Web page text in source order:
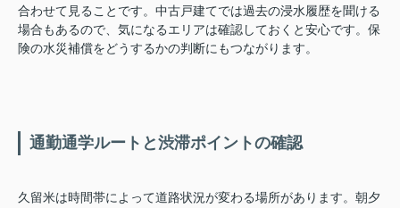
合わせて見ることです。中古戸建てでは過去の浸水履歴を聞ける
場合もあるので、気になるエリアは確認しておくと安心です。保
険の水災補償をどうするかの判断にもつながります。
通勤通学ルートと渋滞ポイントの確認
久留米は時間帯によって道路状況が変わる場所があります。朝夕